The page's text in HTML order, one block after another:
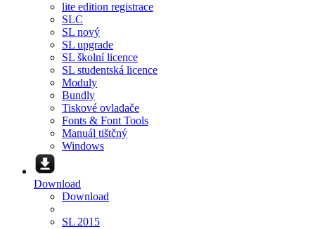
lite edition registrace
SLC
SL nový
SL upgrade
SL školní licence
SL studentská licence
Moduly
Bundly
Tiskové ovladače
Fonts & Font Tools
Manuál tištčný
Windows
Download
Download
SL 2015